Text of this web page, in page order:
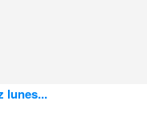
lunes...